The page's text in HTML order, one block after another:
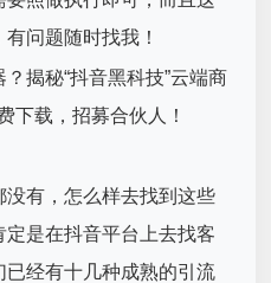
问题随时找我！
有，怎么样去找到这些
是在抖音平台上去找客
已经有十几种成熟的引流